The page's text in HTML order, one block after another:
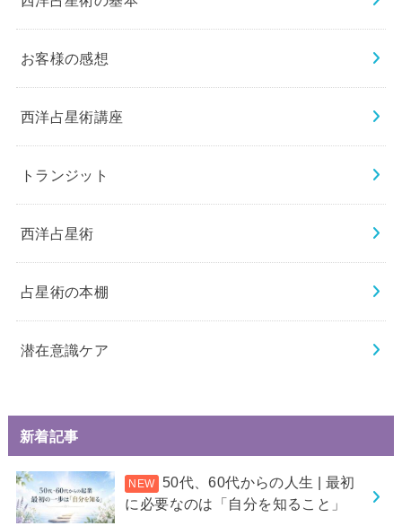
お客様の感想
西洋占星術講座
トランジット
西洋占星術
占星術の本棚
潜在意識ケア
新着記事
50代、60代からの人生 | 最初
に必要なのは「自分を知ること」